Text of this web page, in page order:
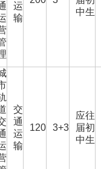
运
输
中生
交
通
运
输
120 3+3
应往
届初
中生